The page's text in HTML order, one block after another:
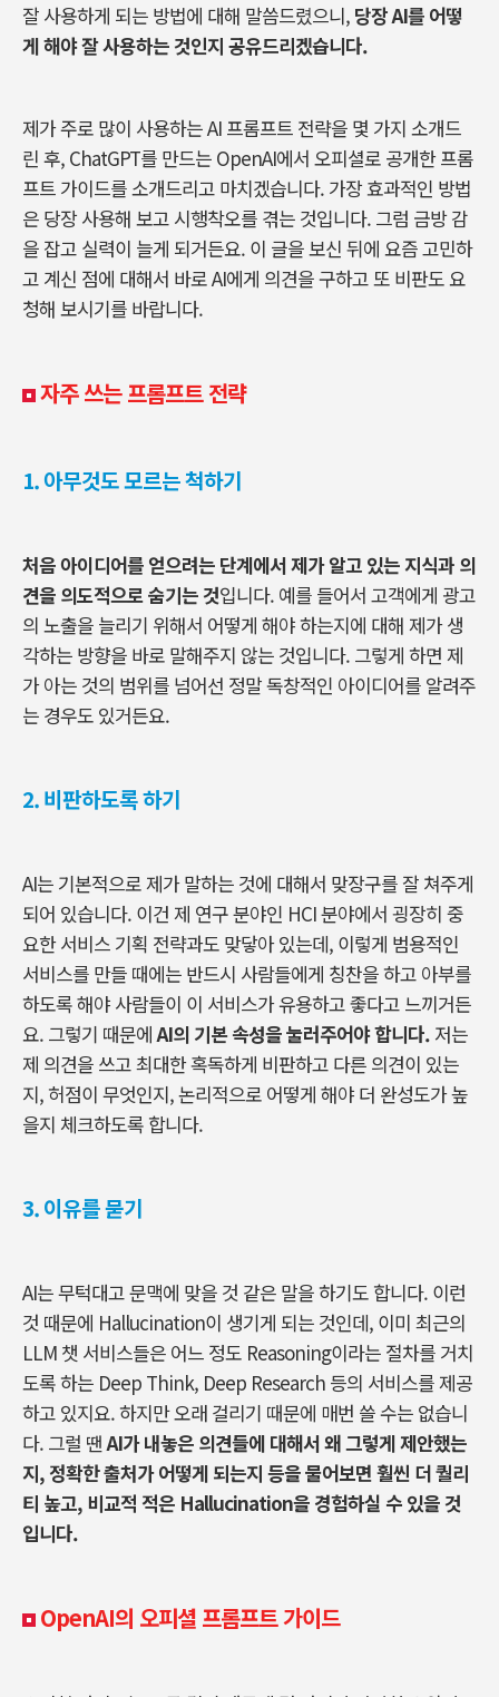
잘 사용하게 되는 방법에 대해 말씀드렸으니, 당장AI를 어떻
게 해야 잘 사용하는 것인지 공유드리겠습니다.
제가 주로 많이 사용하는AI 프롬프트 전략을 몇 가지 소개드
린 후, ChatGPT를 만드는 OpenAI에서 오피셜로 공개한 프롬
프트 가이드를 소개드리고 마치겠습니다. 가장 효과적인 방법
은 당장 사용해 보고 시행착오를 겪는 것입니다. 그럼 금방 감
을 잡고 실력이 늘게 되거든요. 이 글을 보신 뒤에 요즘 고민하
고 계신 점에 대해서 바로AI에게 의견을 구하고 또 비판도 요
청해 보시기를 바랍니다.
자주 쓰는 프롬프트 전략
1.아무것도 모르는 척하기
처음 아이디어를 얻으려는 단계에서 제가 알고 있는 지식과 의
견을 의도적으로 숨기는 것입니다. 예를 들어서 고객에게 광고
의 노출을 늘리기 위해서 어떻게 해야 하는지에 대해 제가 생
각하는 방향을 바로 말해주지 않는 것입니다. 그렇게 하면 제
가 아는 것의 범위를 넘어선 정말 독창적인 아이디어를 알려주
는 경우도 있거든요.
2.비판하도록 하기
AI는 기본적으로 제가 말하는 것에 대해서 맞장구를 잘 쳐주게
되어 있습니다. 이건 제 연구 분야인 HCI분야에서 굉장히 중
요한 서비스 기획 전략과도 맞닿아 있는데, 이렇게 범용적인
서비스를 만들 때에는 반드시 사람들에게 칭찬을 하고 아부를
하도록 해야 사람들이 이 서비스가 유용하고 좋다고 느끼거든
요. 그렇기 때문에AI의 기본 속성을 눌러주어야 합니다. 저는
제 의견을 쓰고 최대한 혹독하게 비판하고 다른 의견이 있는
지, 허점이 무엇인지,논리적으로 어떻게 해야 더 완성도가 높
을지 체크하도록 합니다.
3.이유를 묻기
AI는 무턱대고 문맥에 맞을 것 같은 말을 하기도 합니다. 이런
것 때문에 Hallucination이 생기게 되는 것인데, 이미 최근의
LLM 챗 서비스들은 어느 정도 Reasoning이라는 절차를 거치
도록 하는 Deep Think, Deep Research 등의 서비스를 제공
하고 있지요.하지만 오래 걸리기 때문에 매번 쓸 수는 없습니
다. 그럴 땐AI가 내놓은 의견들에 대해서 왜 그렇게 제안했는
지, 정확한 출처가 어떻게 되는지 등을 물어보면 훨씬 더 퀄리
티 높고, 비교적 적은 Hallucination을 경험하실 수 있을 것
입니다.
OpenAI의 오피셜 프롬프트 가이드